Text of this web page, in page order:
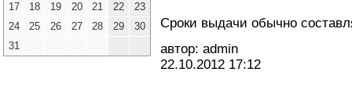
17
18 19 20 21 22
23
24
25 26 27 28 29
30
31
Сроки выдачи обычно
автор: admin
22.10.2012 17:12